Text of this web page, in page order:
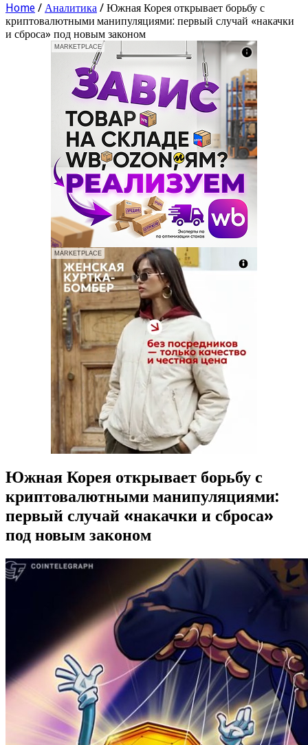
Home / Аналитика / Южная Корея открывает борьбу с
криптовалютными манипуляциями: первый случай «накачки
и сброса» под новым законом
MARKETPLACE
MARKETPLACE
Южная Корея открывает борьбу с
криптовалютными манипуляциями:
первый случай «накачки и сброса»
под новым законом